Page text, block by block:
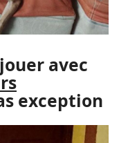
avec
exception